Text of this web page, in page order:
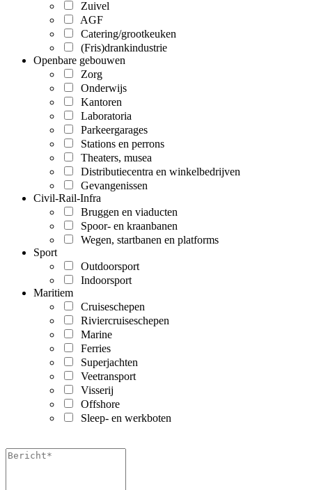
Zuivel
AGF
Catering/grootkeuken
(Fris)drankindustrie
Openbare gebouwen
Zorg
Onderwijs
Kantoren
Laboratoria
Parkeergarages
Stations en perrons
Theaters, musea
Distributiecentra en winkelbedrijven
Gevangenissen
Civil-Rail-Infra
Bruggen en viaducten
Spoor- en kraanbanen
Wegen, startbanen en platforms
Sport
Outdoorsport
Indoorsport
Maritiem
Cruiseschepen
Riviercruiseschepen
Marine
Ferries
Superjachten
Veetransport
Visserij
Offshore
Sleep- en werkboten